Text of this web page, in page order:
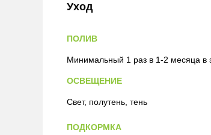
Уход
ПОЛИВ
Минимальный 1 раз в 1-2 месяца в
ОСВЕЩЕНИЕ
Свет, полутень, тень
ПОДКОРМКА